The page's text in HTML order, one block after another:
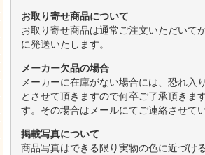
お取り寄せ商品について
お取り寄せ商品は通常ご注文いただいて
に発送いたします。
メーカー欠品の場合
メーカーに在庫がない場合には、恐れ入
とさせて頂きますので何卒ご了承頂きま
す。その場合はメールにてご連絡させて
掲載写真について
商品写真はできる限り実物の色に近づけ